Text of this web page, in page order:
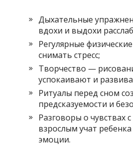
Дыхательные
вдохи и выдохи
Регулярные
снимать стресс;
Творчество —
успокаивают и
Ритуалы перед сном
предсказуемости и
Разговоры о чувствах
взрослым учат
эмоции.